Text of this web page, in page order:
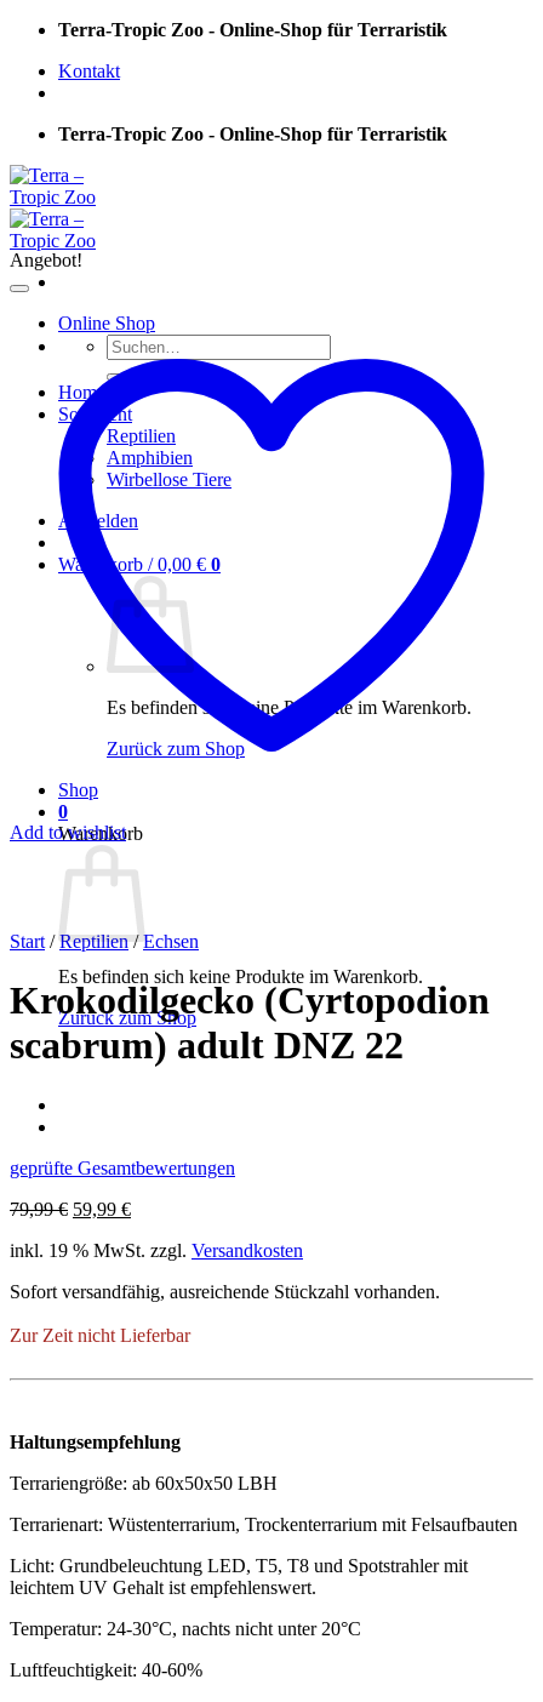
Skip
content
Terra-Tropic Zoo - Online-Shop für Terraristik
Kontakt
Terra-Tropic Zoo - Online-Shop für Terraristik
Online Shop
Suchen
nach:
Home
Sortiment
Reptilien
Amphibien
Wirbellose Tiere
Anmelden
Warenkorb /0,00 € 0
Es befinden sich keine Produkte im Warenkorb.
Zurück zum Shop
Shop
0
Warenkorb
Es befinden sich keine Produkte im Warenkorb.
Zurück zum Shop
Angebot!
Add to wishlist
Start / Reptilien / Echsen
Krokodilgecko (Cyrtopodion
scabrum) adult DNZ 22
geprüfte Gesamtbewertungen
79,99€ Ursprünglicher
war:
59,99 €Aktueller
ist:
inkl. 19 % MwSt. zzgl. Versandkosten
Sofort versandfähig, ausreichende Stückzahl vorhanden.
Zur Zeit nicht Lieferbar
Haltungsempfehlung
Terrariengröße: ab 60x50x50 LBH
Terrarienart: Wüstenterrarium, Trockenterrarium mit Felsaufbauten
Licht: Grundbeleuchtung LED, T5, T8 und Spotstrahler mit
leichtem UV Gehalt ist empfehlenswert.
Temperatur: 24-30°C, nachts nicht unter 20°C
Luftfeuchtigkeit: 40-60%